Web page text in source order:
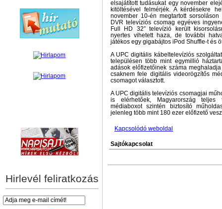
Hirlevél feliratkozás
elsajátított tudásukat egy november
kitöltésével felmérjék. A kérdésekre
november 10-én megtartott
DVR televíziós csomag egyéves
Full HD 32” televízió került
nyertes vihetett haza, de további
játékos egy gigabájtos iPod Shuffle-t és
A UPC digitális kábeltelevíziós
településen több mint egymillió
adások előfizetőinek száma
csaknem fele digitális videorögzítős
csomagot választott.
A UPC digitális televíziós csomagjai
is elérhetőek, Magyarország teljes
médiaboxot szintén biztosító
jelenleg több mint 180 ezer előfizető
Kapcsolódó weboldal
Sajtókapcsolat